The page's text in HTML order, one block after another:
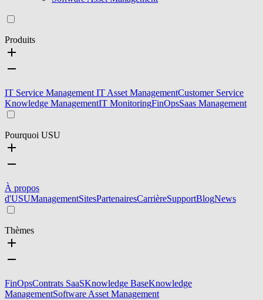
Produits
IT Service Management IT Asset ManagementCustomer Service
Knowledge ManagementIT MonitoringFinOpsSaas Management
Pourquoi USU
À propos
d'USUManagementSitesPartenairesCarrièreSupportBlogNews
Thèmes
FinOpsContrats SaaSKnowledge BaseKnowledge
ManagementSoftware Asset Management